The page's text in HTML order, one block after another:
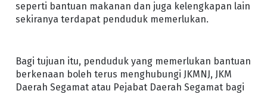
seperti bantuan makanan dan juga kelengkapan lain
sekiranya terdapat penduduk memerlukan.
Bagi tujuan itu, penduduk yang memerlukan bantuan
berkenaan boleh terus menghubungi JKMNJ, JKM
Daerah Segamat atau Pejabat Daerah Segamat bagi